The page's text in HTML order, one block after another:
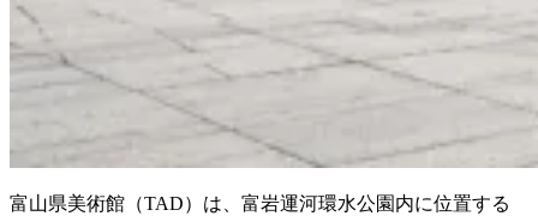
富山県美術館（TAD）は、富岩運河環水公園内に位置する